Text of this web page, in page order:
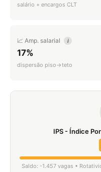
salário + encargos CLT
📈 Amp. salarial i
17%
dispersão piso→teto
IPS - Índice
Saldo: -1.457 vagas •